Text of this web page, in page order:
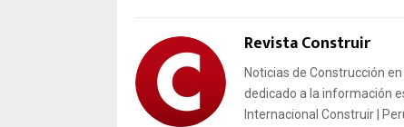
Revista Construir
Noticias de Construcción
dedicado a la información
Internacional Construir |